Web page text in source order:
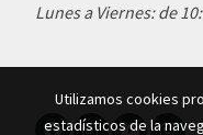
Lunes a Viernes: de
Utilizamos cookies
estadísticos de la